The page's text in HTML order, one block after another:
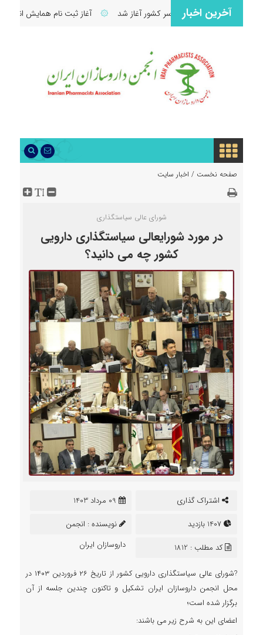
آخرین اخبار
داروسازی در سراسر کشور آغاز شد ۞ آغاز ثبت نام همایش انجمن علمی
صفحه نخست / اخبار سایت
شورای عالی سیاستگذاری
در مورد شورایعالی سیاستگذاری دارویی
کشور چه می دانید؟
اشتراک گذاری
09 مرداد 1403
نویسنده : انجمن
داروسازان ایران
کد مطلب : 1812
?شورای عالی سیاستگذاری دارویی کشور از تاریخ ۲۶ فروردین ۱۴۰۳ در
محل انجمن داروسازان ایران تشکیل و تاکنون چندین جلسه از آن
برگزار شده است؛
اعضای این به شرح زیر می باشند: